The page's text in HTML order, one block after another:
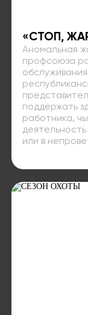
«СТОП,
Аномальная
профсоюза
поддержать
работника,
или в